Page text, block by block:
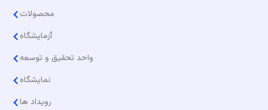
محصولات
آزمایشگاه
واحد تحقیق و توسعه
نمایشگاه
رویداد ها